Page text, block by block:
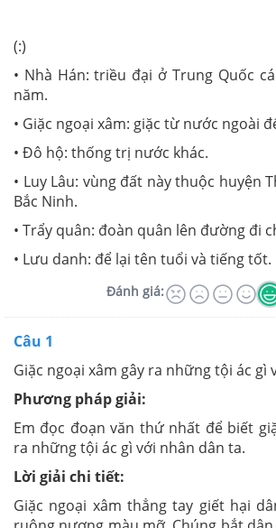
(:)
• Nhà Hán: triều đại ở Trung Quốc
năm.
• Giặc ngoại xâm: giặc từ nước ngoài
• Đô hộ: thống trị nước khác.
• Luy Lâu: vùng đất này thuộc huyện
Bắc Ninh.
• Trẩy quân: đoàn quân lên đường đi
• Lưu danh: để lại tên tuổi và tiếng tốt.
Đánh giá:
Câu 1
Giặc ngoại xâm gây ra những tội ác gì
Phương pháp giải:
Em đọc đoạn văn thứ nhất để biết
ra những tội ác gì với nhân dân ta.
Lời giải chi tiết:
Giặc ngoại xâm thẳng tay giết hại